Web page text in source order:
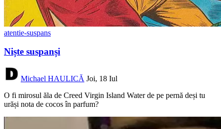
atentie-suspans
Niște suspanși
Michael HAULICĂ Joi, 18 Iul
O fi mirosul ăla de Creed Virgin Island Water de pe pernă deși tu
urăși nota de cocos în parfum?